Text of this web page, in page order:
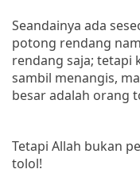
Seandainya ada
potong rendang
rendang saja; tetapi
sambil menangis,
besar adalah orang
Tetapi Allah bukan
tolol!